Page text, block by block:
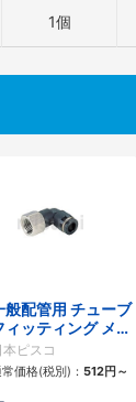
1個
般配管用 チューブ
ィッティング メス
ルボ
本ピスコ
価格(税別)： 512円 ～